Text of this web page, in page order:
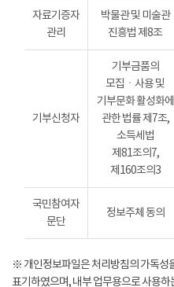
자료기증자
관리
박물관 및 미술관
진흥법 제8조
기부신청자
기부금품의
모집ㆍ사용 및
기부문화 활성화에
관한 법률 제7조,
소득세법
제81조의7,
제160조의3
국민참여자
문단
정보주체 동의
※ 개인정보파일은 처리방침의 가독성
표기하였으며, 내부 업무용으로 사용하